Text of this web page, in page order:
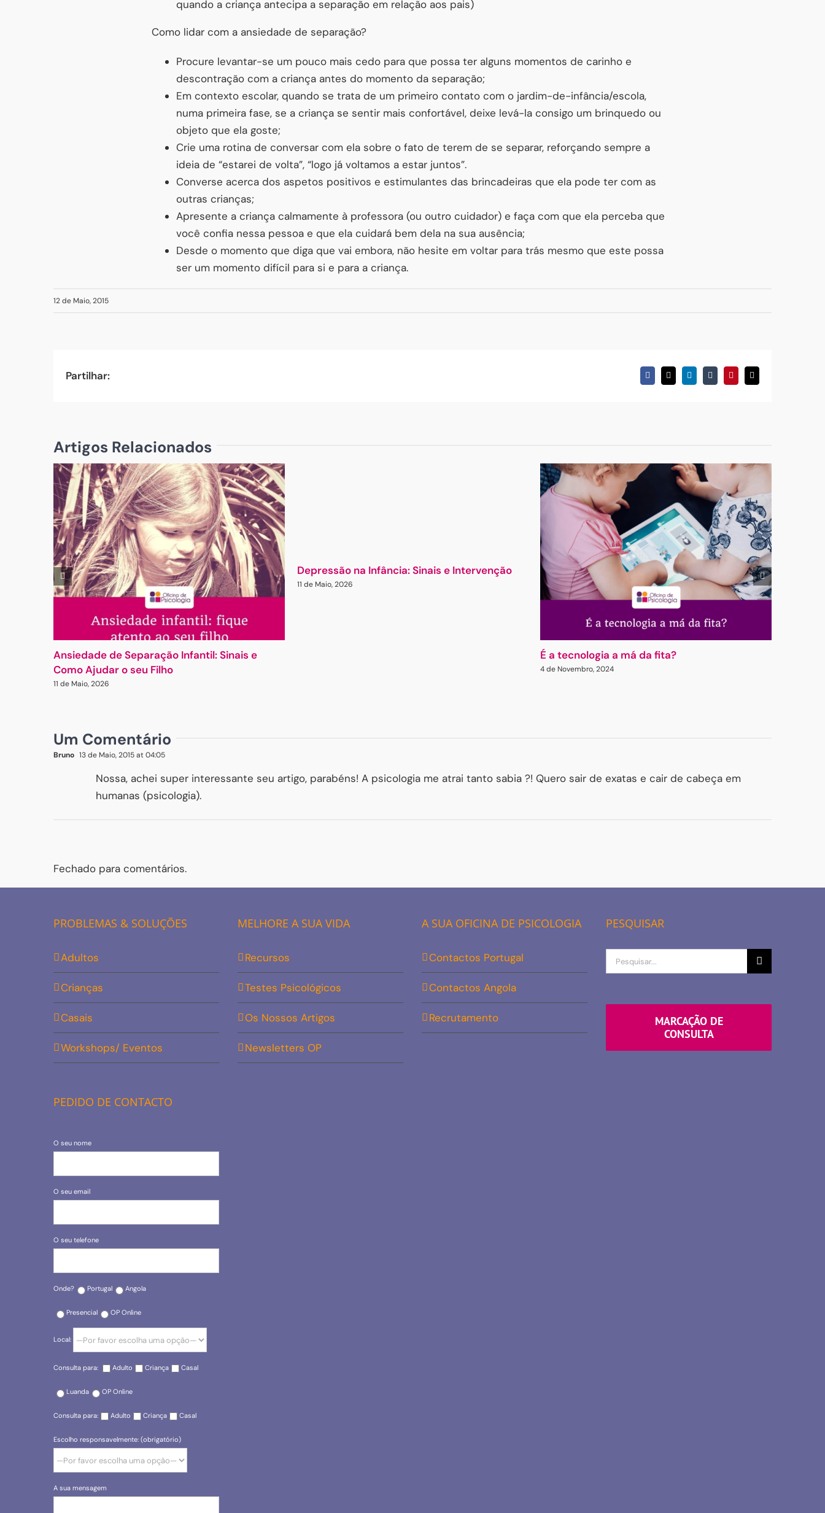
quando a criança antecipa a separação em relação aos pais)
Como lidar com a ansiedade de separação?
Procure levantar-se um pouco mais cedo para que possa ter alguns momentos de carinho e
descontração com a criança antes do momento da separação;
Em contexto escolar, quando se trata de um primeiro contato com o jardim-de-infância/escola,
numa primeira fase, se a criança se sentir mais confortável, deixe levá-la consigo um brinquedo ou
objeto que ela goste;
Crie uma rotina de conversar com ela sobre o fato de terem de se separar, reforçando sempre a
ideia de “estarei de volta”, “logo já voltamos a estar juntos”.
Converse acerca dos aspetos positivos e estimulantes das brincadeiras que ela pode ter com as
outras crianças;
Apresente a criança calmamente à professora (ou outro cuidador) e faça com que ela perceba que
você confia nessa pessoa e que ela cuidará bem dela na sua ausência;
Desde o momento que diga que vai embora, não hesite em voltar para trás mesmo que este possa
ser um momento difícil para si e para a criança.
12 de Maio, 2015
Partilhar: Facebook
X LinkedInTumblrPinterestEmail
(necessário
Artigos Relacionados
Ansiedade de Separação Infantil: Sinais e
Como Ajudar o seu Filho
11 de Maio, 2026
Depressão na Infância: Sinais e Intervenção
11 de Maio, 2026
É a tecnologia a má da fita?
4 de Novembro, 2024
Um Comentário
Bruno 13 de Maio, 2015 at 04:05
Nossa, achei super interessante seu artigo, parabéns! A psicologia me atrai tanto sabia ?! Quero sair de exatas e cair de cabeça em
humanas (psicologia).
Fechado para comentários.
PROBLEMAS & SOLUÇÕES
Adultos
Crianças
Casais
Workshops/ Eventos
PEDIDO DE CONTACTO
O seu nome
O seu email
O seu telefone
Onde? Portugal Angola
Presencial OP Online
Local:
Consulta para: Adulto Criança Casal
Luanda OP Online
Consulta para: Adulto Criança Casal
Escolho responsavelmente: (obrigatório)
A sua mensagem
MELHORE A SUA VIDA
Recursos
Testes Psicológicos
Os Nossos Artigos
Newsletters OP
A SUA OFICINA DE PSICOLOGIA
Contactos Portugal
Contactos Angola
Recrutamento
PESQUISAR
Procurar
por
MARCAÇÃO DE
CONSULTA